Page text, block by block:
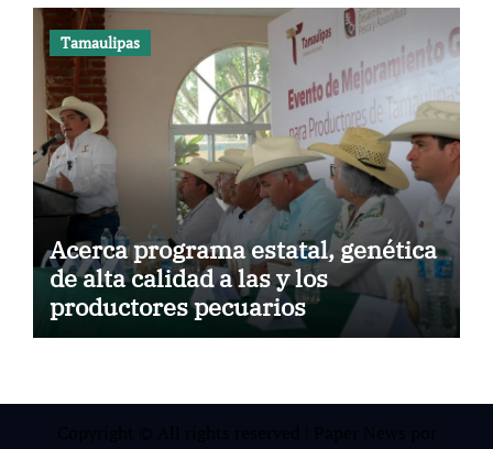
Tamaulipas
Acerca programa estatal, genética
de alta calidad a las y los
productores pecuarios